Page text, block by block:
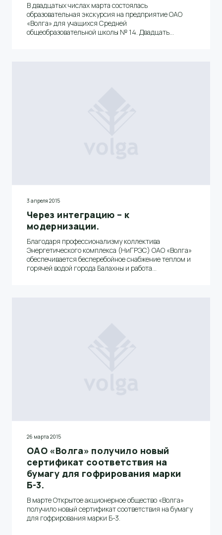
В двадцатых числах марта состоялась
образовательная экскурсия на предприятие ОАО
«Волга» для учащихся Средней
общеобразовательной школы № 14. Двадцать
3 апреля 2015
Через интеграцию – к
модернизации.
Благодаря профессионализму коллектива
Энергетического комплекса (НиГРЭС) ОАО «Волга»
обеспечивается бесперебойное снабжение теплом и
горячей водой города Балахны и работа
26 марта 2015
ОАО «Волга» получило новый
сертификат соответствия на
бумагу для гофрирования марки
Б-3.
В марте Открытое акционерное общество «Волга»
получило новый сертификат соответствия на бумагу
для гофрирования марки Б-3.